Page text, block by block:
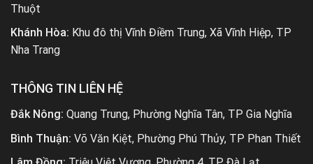
Thuột
Khánh Hòa: Khu đô thị Vĩnh Điềm Trung, Xã Vĩnh Hiệp, TP
Nha Trang
THÔNG TIN LIÊN HỆ
Đắk Nông: Quang Trung, Phường Nghĩa Tân, TP Gia Nghĩa
Bình Thuận: Võ Văn Kiệt, Phường Phú Thủy, TP Phan Thiết